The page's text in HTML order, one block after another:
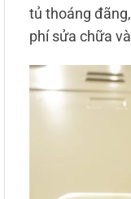
tủ thoáng
phí sửa chữa